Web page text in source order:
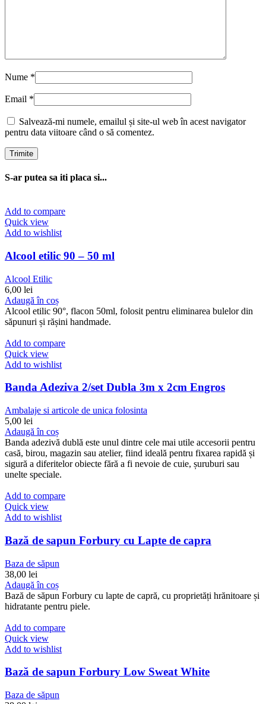
Nume *
Email *
Salvează-mi numele, emailul și site-ul web în acest navigator
pentru data viitoare când o să comentez.
S-ar putea sa iti placa si...
Add to compare
Quick view
Add to wishlist
Alcool etilic 90 – 50 ml
Alcool Etilic
6,00 lei
Adaugă în coș
Alcool etilic 90°, flacon 50ml, folosit pentru eliminarea bulelor din
săpunuri și rășini handmade.
Add to compare
Quick view
Add to wishlist
Banda Adeziva 2/set Dubla 3m x 2cm Engros
Ambalaje si articole de unica folosinta
5,00 lei
Adaugă în coș
Banda adezivă dublă este unul dintre cele mai utile accesorii pentru
casă, birou, magazin sau atelier, fiind ideală pentru fixarea rapidă și
sigură a diferitelor obiecte fără a fi nevoie de cuie, șuruburi sau
unelte speciale.
Add to compare
Quick view
Add to wishlist
Bază de sapun Forbury cu Lapte de capra
Baza de săpun
38,00 lei
Adaugă în coș
Bază de săpun Forbury cu lapte de capră, cu proprietăți hrănitoare și
hidratante pentru piele.
Add to compare
Quick view
Add to wishlist
Bază de sapun Forbury Low Sweat White
Baza de săpun